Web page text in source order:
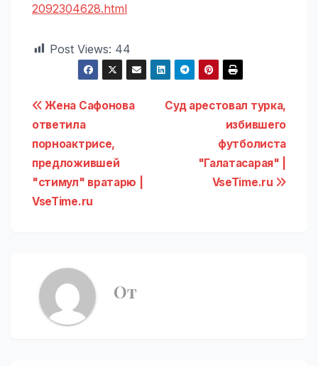
2092304628.html
Post Views: 44
Навигация
по
записям
Суд арестовал турка,
избившего
футболиста
"Галатасарая" |
VseTime.ru
Жена Сафонова
ответила
порноактрисе,
предложившей
"стимул" вратарю |
VseTime.ru
От